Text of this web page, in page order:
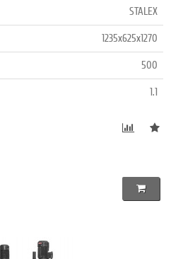
STALEX
1235х625х1270
500
1.1